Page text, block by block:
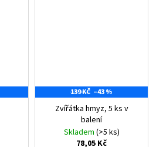
139 KČ –43 %
Zvířátka hmyz, 5 ks v
balení
Skladem (>5 ks)
78,05 Kč